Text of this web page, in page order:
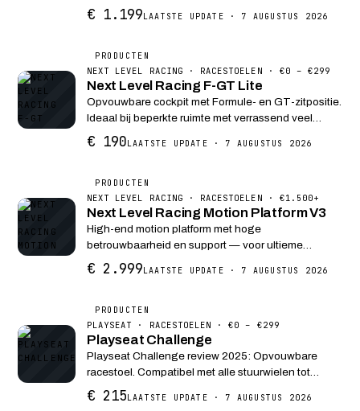
ondersteuning.
€ 1.199LAATSTE UPDATE · 7 AUGUSTUS 2026
PRODUCTEN
NEXT LEVEL RACING · RACESTOELEN · €0 – €299
Next Level Racing F-GT Lite
Opvouwbare cockpit met Formule- en GT-zitpositie.
Ideaal bij beperkte ruimte met verrassend veel
stabiliteit.
€ 190LAATSTE UPDATE · 7 AUGUSTUS 2026
PRODUCTEN
NEXT LEVEL RACING · RACESTOELEN · €1.500+
Next Level Racing Motion Platform V3
High-end motion platform met hoge
betrouwbaarheid en support — voor ultieme
immersie.
€ 2.999LAATSTE UPDATE · 7 AUGUSTUS 2026
PRODUCTEN
PLAYSEAT · RACESTOELEN · €0 – €299
Playseat Challenge
Playseat Challenge review 2025: Opvouwbare
racestoel. Compatibel met alle stuurwielen tot
10Nm. Perfect voor kleine ruimtes, stabiel en
comfortabel tijdens racen.
€ 215LAATSTE UPDATE · 7 AUGUSTUS 2026